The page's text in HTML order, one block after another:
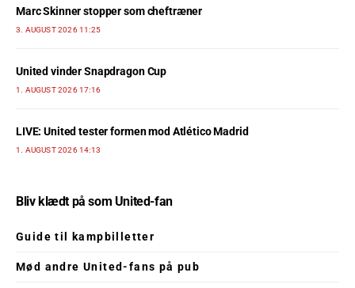
Marc Skinner stopper som cheftræner
3. AUGUST 2026 11:25
United vinder Snapdragon Cup
1. AUGUST 2026 17:16
LIVE: United tester formen mod Atlético Madrid
1. AUGUST 2026 14:13
Bliv klædt på som United-fan
Guide til kampbilletter
Mød andre United-fans på pub